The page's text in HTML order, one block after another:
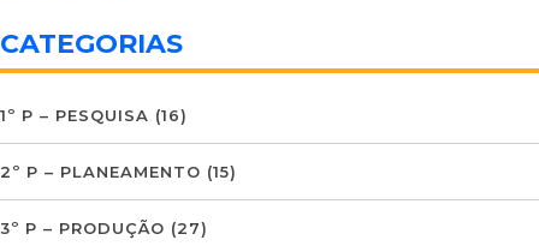
CATEGORIAS
1º P – PESQUISA (16)
2º P – PLANEAMENTO (15)
3º P – PRODUÇÃO (27)